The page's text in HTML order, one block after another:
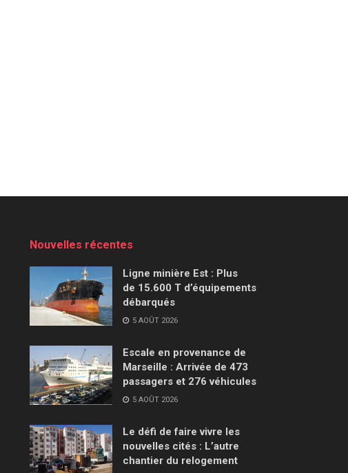
Nouvelles récentes
Ligne minière Est : Plus
de 15.600 T d’équipements
débarqués
5 AOÛT 2026
Escale en provenance de
Marseille : Arrivée de 473
passagers et 276 véhicules
5 AOÛT 2026
Le défi de faire vivre les
nouvelles cités : L’autre
chantier du relogement